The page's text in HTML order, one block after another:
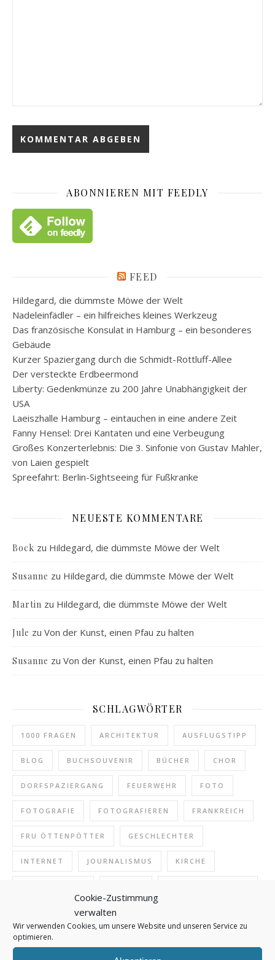
Cookie-Zustimmung
verwalten
Wir verwenden Cookies, um unsere Website und unseren Service zu
optimieren.
ABONNIEREN MIT FEEDLY
FEED
Hildegard, die dümmste Möwe der Welt
Nadeleinfädler – ein hilfreiches kleines Werkzeug
Das französische Konsulat in Hamburg – ein besonderes
Gebäude
Kurzer Spaziergang durch die Schmidt-Rottluff-Allee
Der versteckte Erdbeermond
Liberty: Gedenkmünze zu 200 Jahre Unabhängigkeit der
USA
Laeiszhalle Hamburg – eintauchen in eine andere Zeit
Fanny Hensel: Drei Kantaten und eine Verbeugung
Großes Konzerterlebnis: Die 3. Sinfonie von Gustav Mahler,
von Laien gespielt
Spreefahrt: Berlin-Sightseeing für Fußkranke
NEUESTE KOMMENTARE
Bock zu Hildegard, die dümmste Möwe der Welt
Susanne zu Hildegard, die dümmste Möwe der Welt
Martin zu Hildegard, die dümmste Möwe der Welt
Jule zu Von der Kunst, einen Pfau zu halten
Susanne zu Von der Kunst, einen Pfau zu halten
SCHLAGWÖRTER
1000 FRAGEN ARCHITEKTUR AUSFLUGSTIPP
BLOG BUCHSOUVENIR BÜCHER CHOR
DORFSPAZIERGANG FEUERWEHR FOTO
FOTOGRAFIE FOTOGRAFIEREN FRANKREICH
FRU ÖTTENPÖTTER GESCHLECHTER
INTERNET JOURNALISMUS KIRCHE
KULTUR
MUSEUM